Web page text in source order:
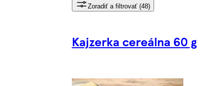
Zoradiť a filtrovať (48)
Kajzerka cereálna 60 g